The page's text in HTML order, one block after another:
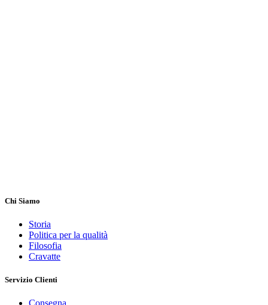
Chi Siamo
Storia
Politica per la qualità
Filosofia
Cravatte
Servizio Clienti
Consegna